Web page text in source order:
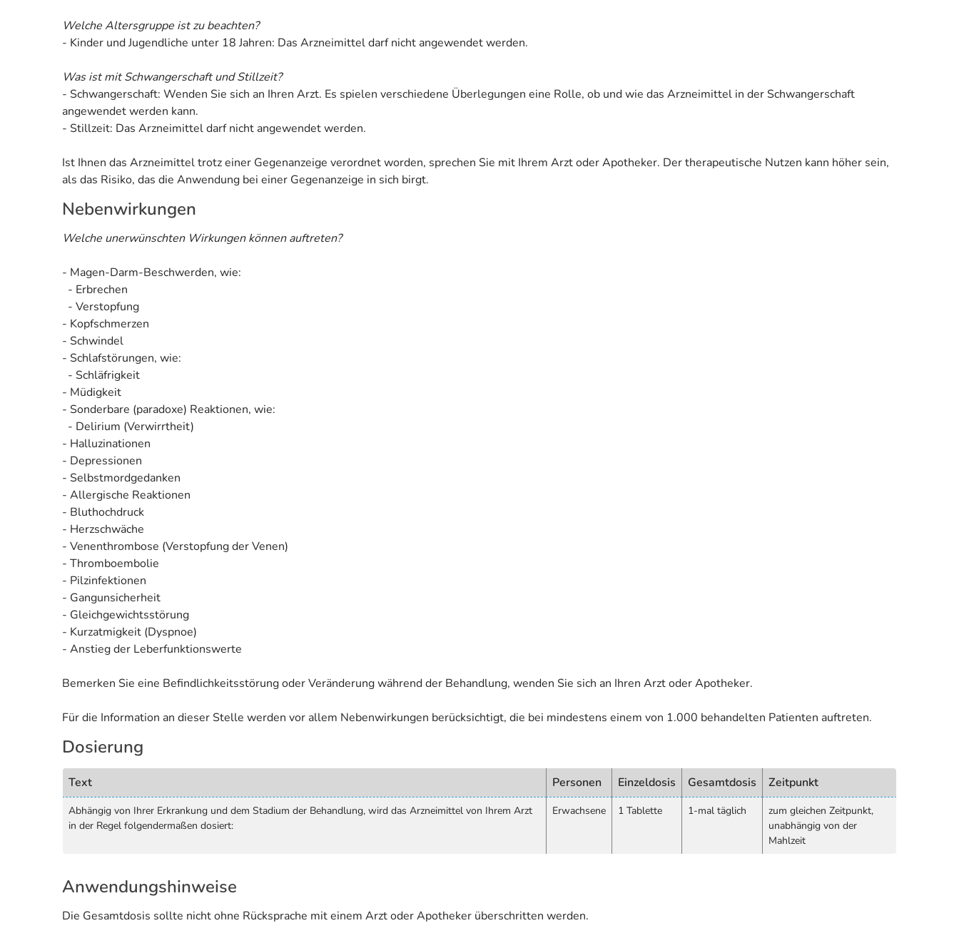
Welche Altersgruppe ist zu beachten?
- Kinder und Jugendliche unter 18 Jahren: Das Arzneimittel darf nicht angewendet werden.
Was ist mit Schwangerschaft und Stillzeit?
- Schwangerschaft: Wenden Sie sich an Ihren Arzt. Es spielen verschiedene Überlegungen eine Rolle, ob und wie das Arzneimittel in der Schwangerschaft
angewendet werden kann.
- Stillzeit: Das Arzneimittel darf nicht angewendet werden.
Ist Ihnen das Arzneimittel trotz einer Gegenanzeige verordnet worden, sprechen Sie mit Ihrem Arzt oder Apotheker. Der therapeutische Nutzen kann höher sein,
als das Risiko, das die Anwendung bei einer Gegenanzeige in sich birgt.
Nebenwirkungen
Welche unerwünschten Wirkungen können auftreten?
- Magen-Darm-Beschwerden, wie:
- Erbrechen
- Verstopfung
- Kopfschmerzen
- Schwindel
- Schlafstörungen, wie:
- Schläfrigkeit
- Müdigkeit
- Sonderbare (paradoxe) Reaktionen, wie:
- Delirium (Verwirrtheit)
- Halluzinationen
- Depressionen
- Selbstmordgedanken
- Allergische Reaktionen
- Bluthochdruck
- Herzschwäche
- Venenthrombose (Verstopfung der Venen)
- Thromboembolie
- Pilzinfektionen
- Gangunsicherheit
- Gleichgewichtsstörung
- Kurzatmigkeit (Dyspnoe)
- Anstieg der Leberfunktionswerte
Bemerken Sie eine Befindlichkeitsstörung oder Veränderung während der Behandlung, wenden Sie sich an Ihren Arzt oder Apotheker.
Für die Information an dieser Stelle werden vor allem Nebenwirkungen berücksichtigt, die bei mindestens einem von 1.000 behandelten Patienten auftreten.
Dosierung
Text Personen Einzeldosis Gesamtdosis Zeitpunkt
Abhängig von Ihrer Erkrankung und dem Stadium der Behandlung, wird das Arzneimittel von Ihrem Arzt
in der Regel folgendermaßen dosiert:
Erwachsene 1 Tablette 1-mal täglich
zum gleichen Zeitpunkt,
unabhängig von der
Mahlzeit
Anwendungshinweise
Die Gesamtdosis sollte nicht ohne Rücksprache mit einem Arzt oder Apotheker überschritten werden.